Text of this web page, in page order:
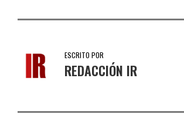
ESCRITO POR
REDACCIÓN IR